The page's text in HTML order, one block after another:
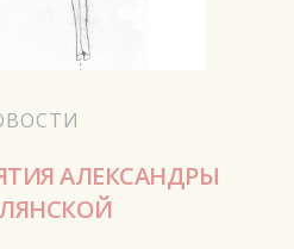
АЛЕКСАНДРЫ